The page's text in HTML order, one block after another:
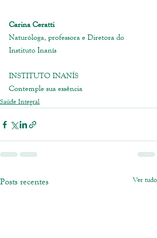
Carina Ceratti
Naturóloga, professora e Diretora do
Instituto Inanís
INSTITUTO INANÍS
Contemple sua essência
Saúde Integral
Posts recentes Ver tudo